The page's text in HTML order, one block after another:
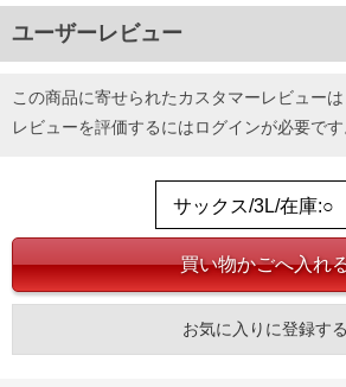
ユーザーレビュー
この商品に寄せられたカスタマーレビューは
レビューを評価するにはログインが必要です
お気に入りに登録する